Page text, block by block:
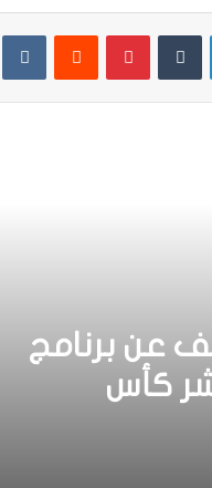
لينكدإن بينتيريست
عن برنامج
كأس